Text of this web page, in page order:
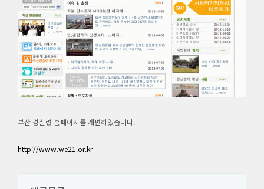
부산 경실련 홈페이지를 개편하였습니다.
http://www.we21.or.kr